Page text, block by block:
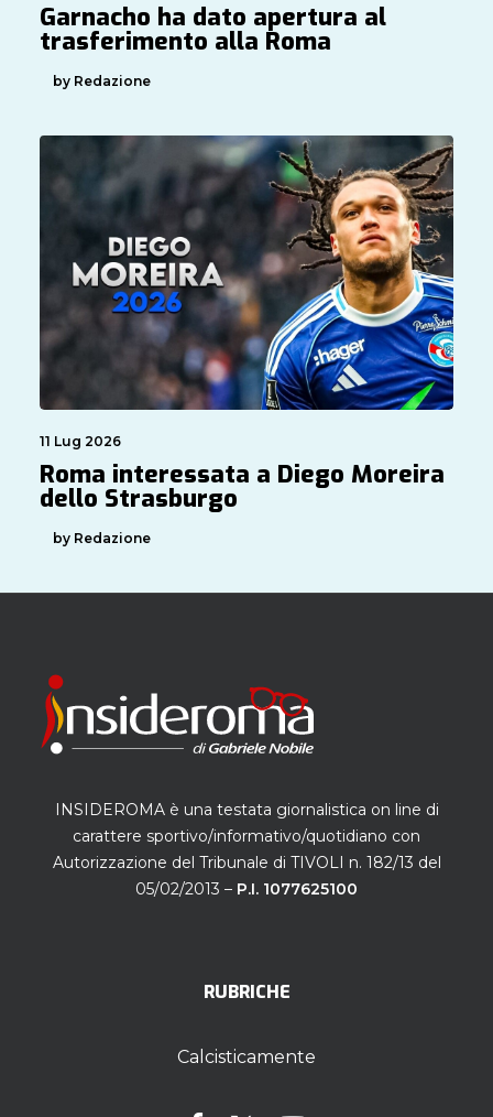
Garnacho ha dato apertura al
trasferimento alla Roma
by Redazione
11 Lug 2026
Roma interessata a Diego Moreira
dello Strasburgo
by Redazione
INSIDEROMA è una testata giornalistica on line di
carattere sportivo/informativo/quotidiano con
Autorizzazione del Tribunale di TIVOLI n. 182/13 del
05/02/2013 – P.I. 1077625100
RUBRICHE
Calcisticamente